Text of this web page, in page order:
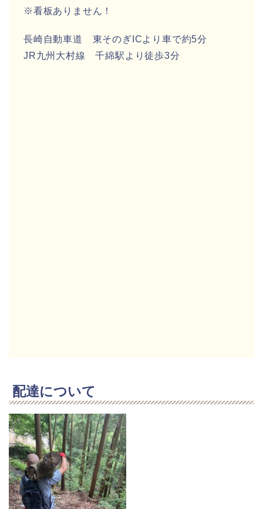
※看板ありません！
長崎自動車道 東そのぎICより車で約5分
JR九州大村線 千綿駅より徒歩3分
配達について